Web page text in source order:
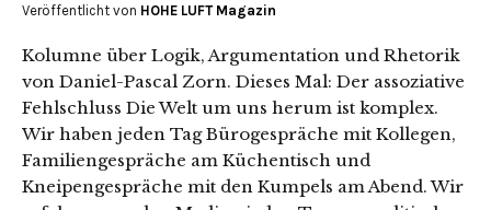
Veröffentlicht von HOHE LUFT Magazin
Kolumne über Logik, Argumentation und Rhetorik
von Daniel-Pascal Zorn. Dieses Mal: Der assoziative
Fehlschluss Die Welt um uns herum ist komplex.
Wir haben jeden Tag Bürogespräche mit Kollegen,
Familiengespräche am Küchentisch und
Kneipengespräche mit den Kumpels am Abend. Wir